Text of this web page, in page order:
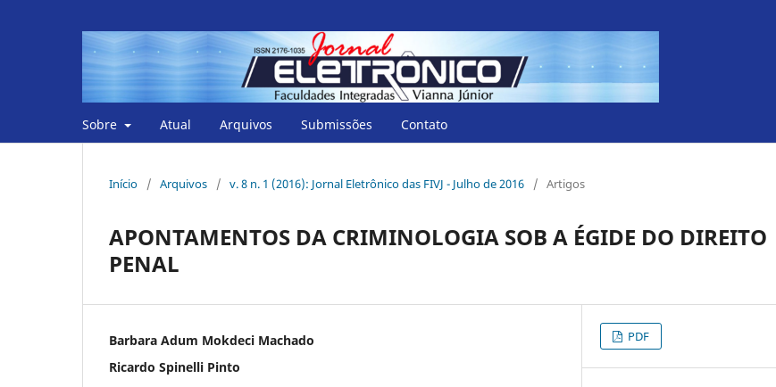
Sobre Atual Arquivos Submissões Contato
Início / Arquivos / v. 8 n. 1 (2016): Jornal Eletrônico das FIVJ - Julho de 2016 / Artigos
APONTAMENTOS DA CRIMINOLOGIA SOB A ÉGIDE DO DIREITO
PENAL
Barbara Adum Mokdeci Machado
Ricardo Spinelli Pinto
PDF